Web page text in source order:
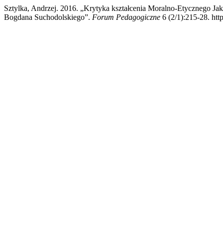
Sztylka, Andrzej. 2016. „Krytyka kształcenia Moralno-Etycznego
Bogdana Suchodolskiego”. Forum Pedagogiczne 6 (2/1):215-28.